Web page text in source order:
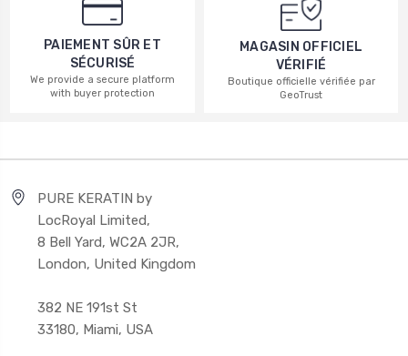
PAIEMENT SÛR ET
SÉCURISÉ
We provide a secure platform
with buyer protection
MAGASIN OFFICIEL
VÉRIFIÉ
Boutique officielle vérifiée par
GeoTrust
PURE KERATIN by
LocRoyal Limited,
8 Bell Yard, WC2A 2JR,
London, United Kingdom
382 NE 191st St
33180, Miami, USA